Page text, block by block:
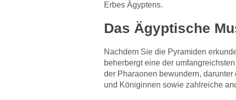
Erbes Ägyptens.
Das Ägyptische
Nachdem Sie die Pyramiden
beherbergt eine der
der Pharaonen bewundern,
und Königinnen sowie zahlreiche